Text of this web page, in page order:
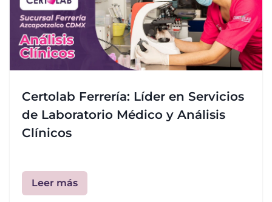
Certolab Ferrería: Líder en Servicios
de Laboratorio Médico y Análisis
Clínicos
Leer más